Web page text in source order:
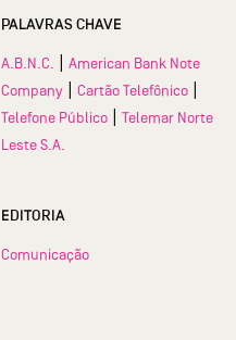
PALAVRAS CHAVE
A.B.N.C.
American Bank Note
Company
Cartão Telefônico
Telefone Público
Telemar Norte
Leste S.A.
EDITORIA
Comunicação